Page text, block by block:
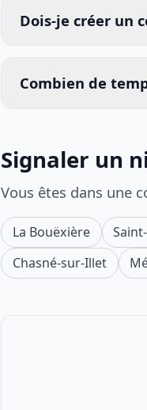
Dois-je créer un
Combien de
Signaler un
Vous êtes dans une
La Bouëxière
Chasné-sur-Illet